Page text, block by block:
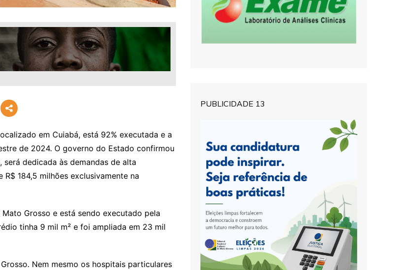
em Cuiabá, está 92% executada e a
de 2024. O governo do Estado confirmou
dedicada às demandas de alta
184,5 milhões exclusivamente na
Grosso e está sendo executado pela
tinha 9 mil m² e foi ampliada em 23 mil
Nem mesmo os hospitais particulares
PUBLICIDADE 13